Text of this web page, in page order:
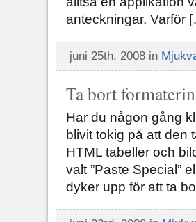
anteckningar. Varför
juni 25th, 2008 in
Ta bort
Har du någon gång
blivit tokig på att den
HTML tabeller och
valt ”Paste Special”
dyker upp för att ta